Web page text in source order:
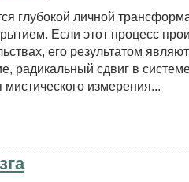
глубокой личной
Если этот процесс
его результатом
радикальный сдвиг в
измерения...